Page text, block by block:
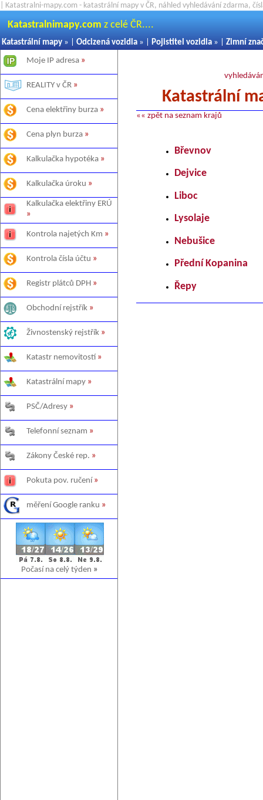
| Katastralni-mapy.com - katastrální mapy v ČR, náhled vyhledávání zdarma,
Katastralnimapy.com z celé ČR....
Katastrální mapy » | Odcizená vozidla » | Pojistitel vozidla » | Zimní
Moje IP adresa »
REALITY v ČR »
Cena elektřiny burza »
Cena plyn burza »
Kalkulačka hypotéka »
Kalkulačka úroku »
Kalkulačka elektřiny ERÚ
»
Kontrola najetých Km »
Kontrola čísla účtu »
Registr plátců DPH »
Obchodní rejstřík »
Živnostenský rejstřík »
Katastr nemovitostí »
Katastrální mapy »
PSČ/Adresy »
Telefonní seznam »
Zákony České rep. »
Pokuta pov. ručení »
měření Google ranku »
Počasí na celý týden »
Katastrální
«« zpět na seznam krajů
Břevnov
Dejvice
Liboc
Lysolaje
Nebušice
Přední Kopanina
Řepy